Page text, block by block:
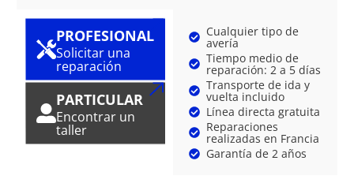
PROFESIONAL
Solicitar una
reparación
PARTICULAR
Encontrar un
taller
Cualquier tipo de
avería
Tiempo medio de
reparación: 2 a 5 días
Transporte de ida y
vuelta incluido
Línea directa gratuita
Reparaciones
realizadas en Francia
Garantía de 2 años